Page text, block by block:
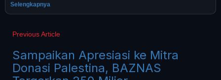
Selengkapnya
Previous Article
Sampaikan Apresiasi ke Mitra
Donasi Palestina, BAZNAS